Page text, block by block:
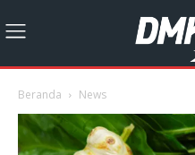
Beranda News